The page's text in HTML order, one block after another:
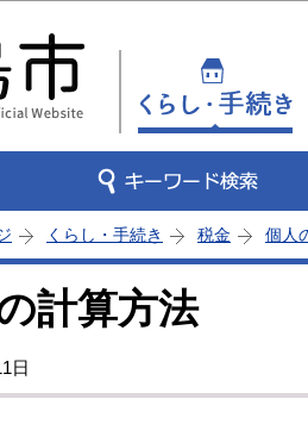
くらし・手続き 税金 個人
計算方法
日